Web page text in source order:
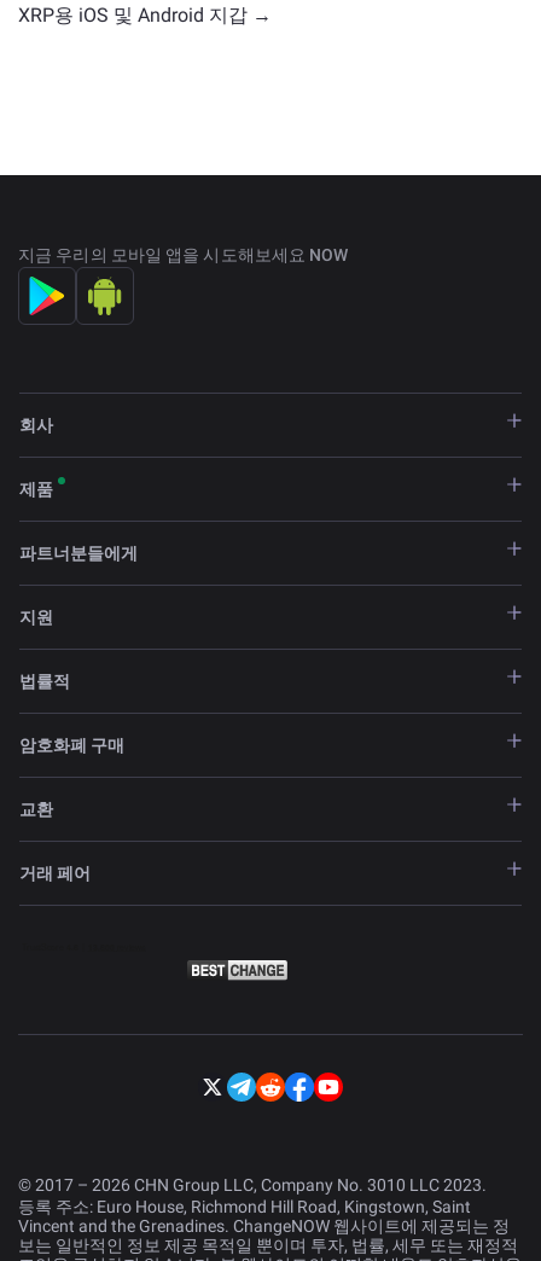
XRP용 iOS 및 Android 지갑 →
지금 우리의 모바일 앱을 시도해보세요 NOW
회사
제품
파트너분들에게
지원
법률적
암호화폐 구매
교환
거래 페어
© 2017 – 2026 CHN Group LLC, Company No. 3010 LLC 2023.
등록 주소: Euro House, Richmond Hill Road, Kingstown, Saint
Vincent and the Grenadines. ChangeNOW 웹사이트에 제공되는 정
보는 일반적인 정보 제공 목적일 뿐이며 투자, 법률, 세무 또는 재정적